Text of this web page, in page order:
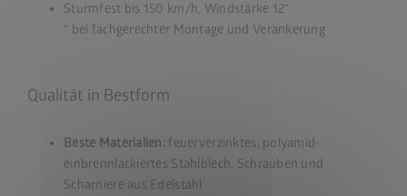
Sturmfest bis 150 km/h, Windstärke 12*
* bei fachgerechter Montage und Verankerung
Qualität in Bestform
Beste Materialien: feuerverzinktes, polyamid-
einbrennlackiertes Stahlblech, Schrauben und
Scharniere aus Edelstahl